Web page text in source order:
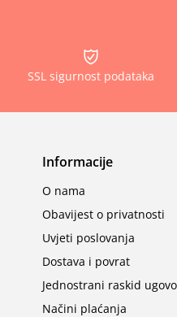
SSL sigurnost podataka
Informacije
O nama
Obavijest o privatnosti
Uvjeti poslovanja
Dostava i povrat
Jednostrani raskid
Načini plaćanja